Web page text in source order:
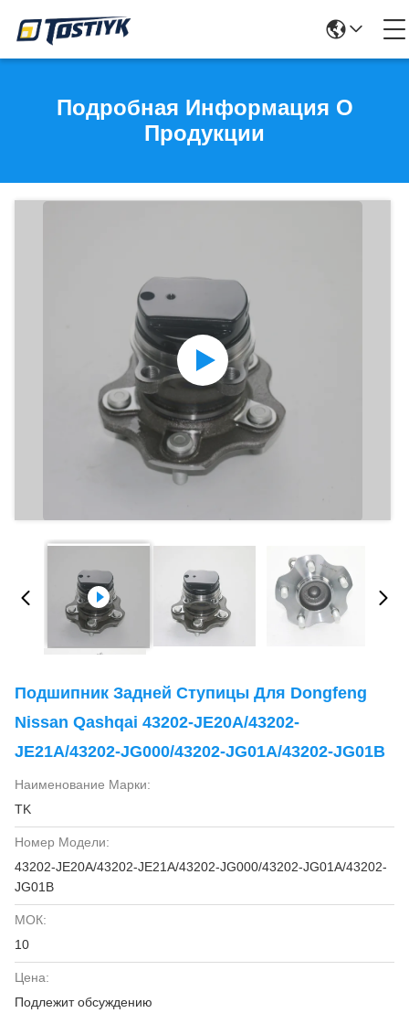
Подробная Информация О
Продукции
Подшипник Задней Ступицы Для Dongfeng
Nissan Qashqai 43202-JE20A/43202-
JE21A/43202-JG000/43202-JG01A/43202-JG01B
Наименование Марки:
TK
Номер Модели:
43202-JE20A/43202-JE21A/43202-JG000/43202-JG01A/43202-
JG01B
МОК:
10
Цена:
Подлежит обсуждению